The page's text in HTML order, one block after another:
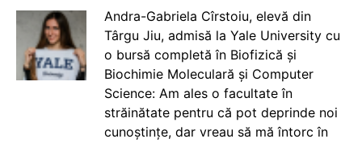
Andra-Gabriela Cîrstoiu, elevă din
Târgu Jiu, admisă la Yale University cu
o bursă completă în Biofizică și
Biochimie Moleculară și Computer
Science: Am ales o facultate în
străinătate pentru că pot deprinde noi
cunoștințe, dar vreau să mă întorc în